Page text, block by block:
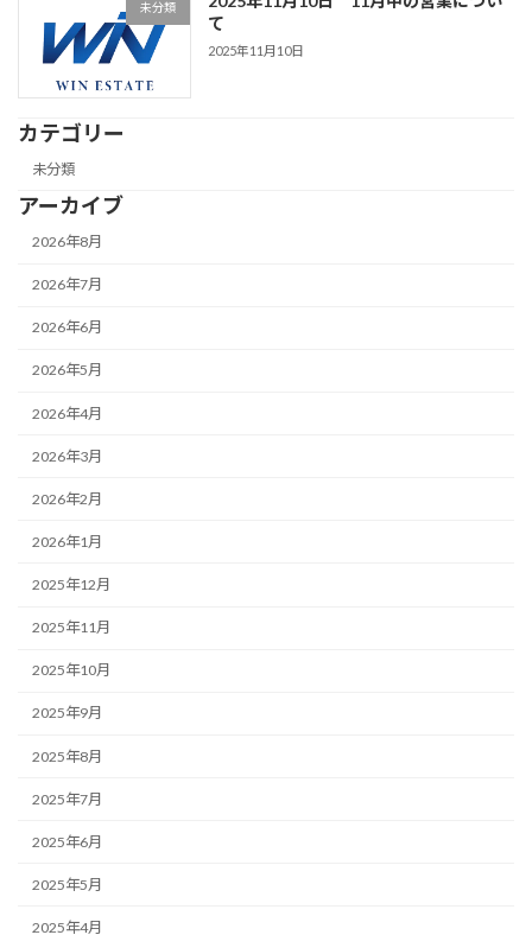
未分類
て
2025年11月10日
カテゴリー
未分類
アーカイブ
2026年8月
2026年7月
2026年6月
2026年5月
2026年4月
2026年3月
2026年2月
2026年1月
2025年12月
2025年11月
2025年10月
2025年9月
2025年8月
2025年7月
2025年6月
2025年5月
2025年4月